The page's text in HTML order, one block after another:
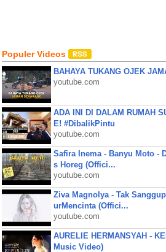
Populer Videos
BAHAYA TUKANG OJEK
youtube.com
ADA INI DI DALAM RUMAH
E! #DibalikPintu
youtube.com
Safira Inema - Banyu Moto -
s Horeg (Offici...
youtube.com
Ziva Magnolya - Tak
urMencinta (Offici...
youtube.com
AURELIE HERMANSYAH -
Music Video)